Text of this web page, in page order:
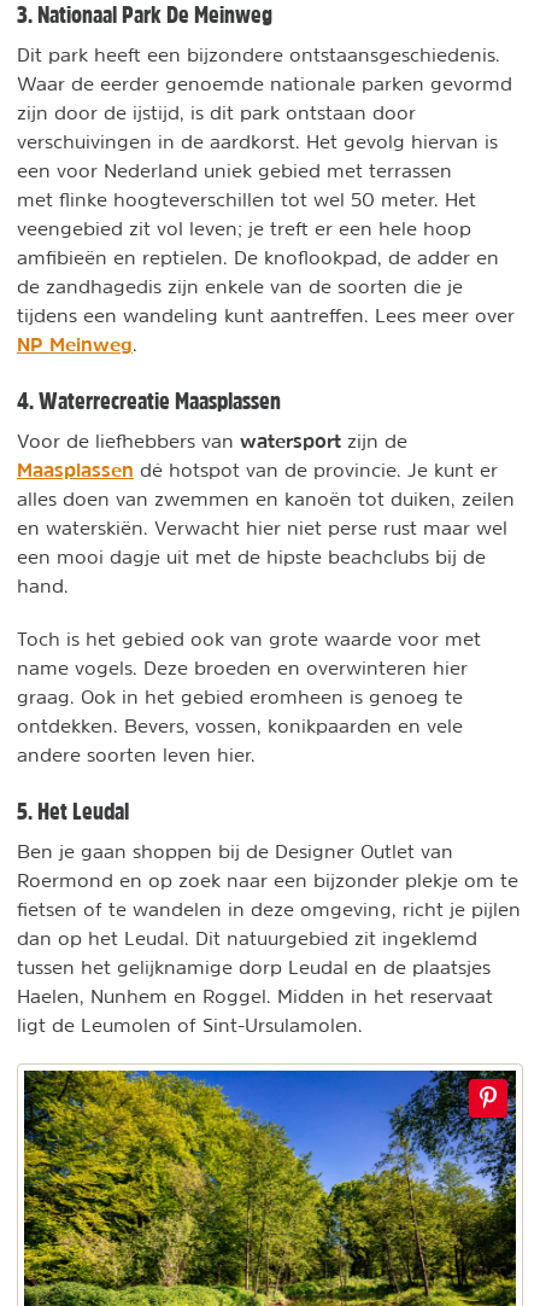
3. Nationaal Park De Meinweg
Dit park heeft een bijzondere ontstaansgeschiedenis.
Waar de eerder genoemde nationale parken gevormd
zijn door de ijstijd, is dit park ontstaan door
verschuivingen in de aardkorst. Het gevolg hiervan is
een voor Nederland uniek gebied met terrassen
met flinke hoogteverschillen tot wel 50 meter. Het
veengebied zit vol leven; je treft er een hele hoop
amfibieën en reptielen. De knoflookpad, de adder en
de zandhagedis zijn enkele van de soorten die je
tijdens een wandeling kunt aantreffen. Lees meer over
NP Meinweg
4. Waterrecreatie Maasplassen
Voor de liefhebbers van watersport zijn de
Maasplassen dé hotspot van de provincie. Je kunt er
alles doen van zwemmen en kanoën tot duiken, zeilen
en waterskiën. Verwacht hier niet perse rust maar wel
een mooi dagje uit met de hipste beachclubs bij de
hand.
Toch is het gebied ook van grote waarde voor met
name vogels. Deze broeden en overwinteren hier
graag. Ook in het gebied eromheen is genoeg te
ontdekken. Bevers, vossen, konikpaarden en vele
andere soorten leven hier.
5. Het Leudal
Ben je gaan shoppen bij de Designer Outlet van
Roermond en op zoek naar een bijzonder plekje om te
fietsen of te wandelen in deze omgeving, richt je pijlen
dan op het Leudal. Dit natuurgebied zit ingeklemd
tussen het gelijknamige dorp Leudal en de plaatsjes
Haelen, Nunhem en Roggel. Midden in het reservaat
ligt de Leumolen of Sint-Ursulamolen.